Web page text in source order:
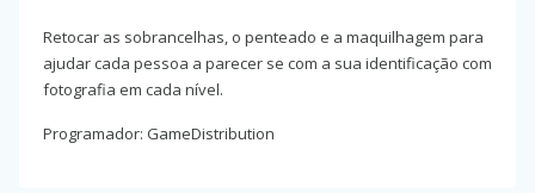
Retocar as sobrancelhas, o penteado e a maquilhagem para
ajudar cada pessoa a parecer se com a sua identificação com
fotografia em cada nível.
Programador: GameDistribution